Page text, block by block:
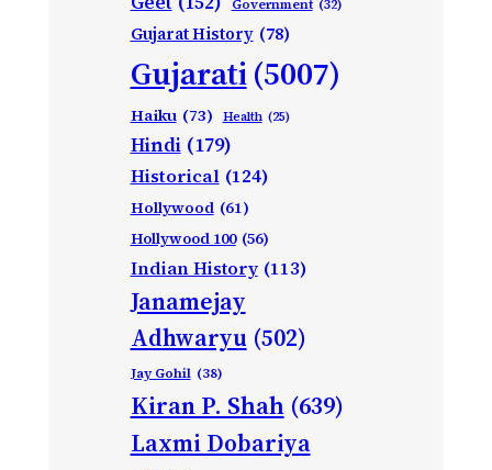
Government (32)
Gujarat History (78)
Gujarati(5007)
Haiku (73) Health (25)
Hindi (179)
Historical (124)
Hollywood (61)
Hollywood 100 (56)
Indian History (113)
Janamejay
Adhwaryu (502)
Jay Gohil (38)
Kiran P. Shah (639)
Laxmi Dobariya